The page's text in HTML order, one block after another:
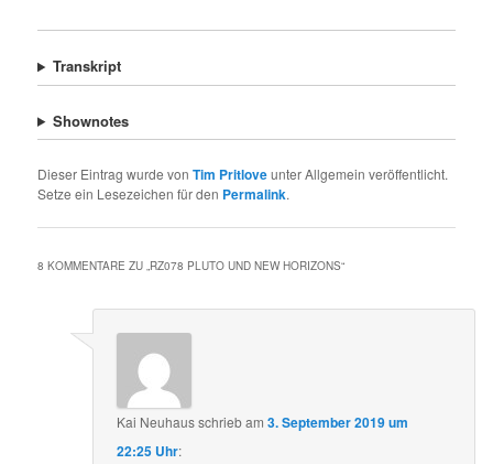
Transkript
Shownotes
Dieser Eintrag wurde vonTim Pritloveunter Allgemein veröffentlicht.
Setze ein Lesezeichen für den Permalink.
8 KOMMENTARE ZU „RZ078 PLUTO UND NEW HORIZONS“
Kai Neuhausschriebam3. September 2019 um
22:25 Uhr: